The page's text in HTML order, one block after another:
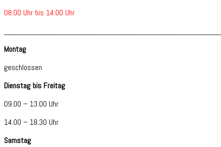
08:00 Uhr bis 14:00 Uhr
Montag
geschlossen
Dienstag bis Freitag
09.00 – 13.00 Uhr
14.00 – 18.30 Uhr
Samstag